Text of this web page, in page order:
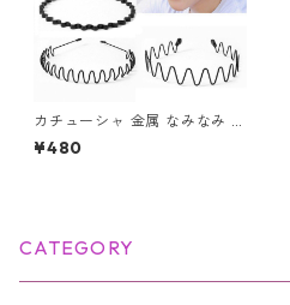
カチューシャ 金属 なみなみ 波
型 コイル 5種類 ヘアアクセサ
リー レディース メンズ ヘアア
¥480
CATEGORY